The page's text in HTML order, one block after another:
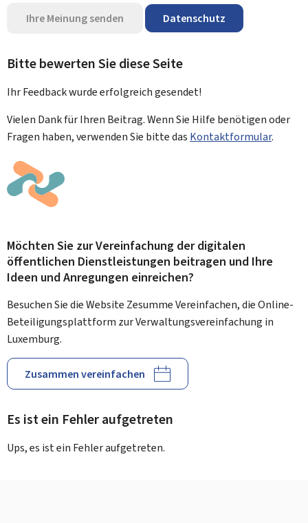
Ihre Meinung senden Datenschutz
Bitte bewerten Sie diese Seite
Ihr Feedback wurdeerfolgreichgesendet!
Vielen Dank für Ihren Beitrag. Wenn Sie Hilfe benötigen oder
Fragen haben, verwenden Sie bitte das Kontaktformular.
Möchten Sie zur Vereinfachung der digitalen
öffentlichen Dienstleistungen beitragen und Ihre
Ideen und Anregungen einreichen?
Besuchen Sie die Website Zesumme Vereinfachen, die Online-
Beteiligungsplattform zur Verwaltungsvereinfachung in
Luxemburg.
Zusammen vereinfachen
Es ist ein Fehler aufgetreten
Ups, es ist ein Fehler aufgetreten.